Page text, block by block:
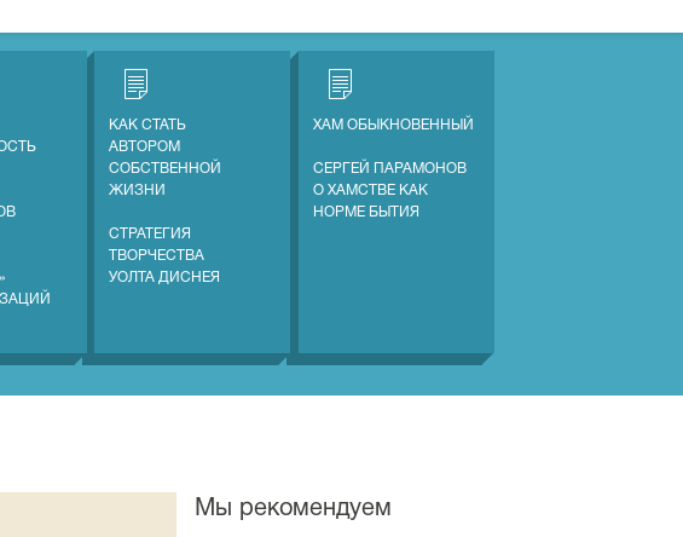
КАК СТАТЬ
АВТОРОМ
СОБСТВЕННОЙ
ЖИЗНИ
СТРАТЕГИЯ
ТВОРЧЕСТВА
УОЛТА ДИСНЕЯ
ХАМ ОБЫКНОВЕННЫЙ
СЕРГЕЙ ПАРАМОНОВ
О ХАМСТВЕ КАК
НОРМЕ БЫТИЯ
Мы рекомендуем